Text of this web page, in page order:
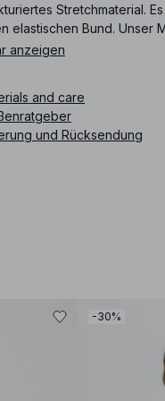
Stretchmaterial.
elastischen Bund. Unser
Midikleid ist in beige
anzeigen
and care
und Rücksendung
-30%